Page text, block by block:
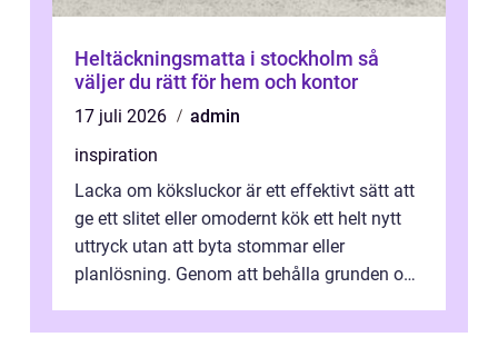
Heltäckningsmatta i stockholm så
väljer du rätt för hem och kontor
17 juli 2026
admin
inspiration
Lacka om köksluckor är ett effektivt sätt att
ge ett slitet eller omodernt kök ett helt nytt
uttryck utan att byta stommar eller
planlösning. Genom att behålla grunden och